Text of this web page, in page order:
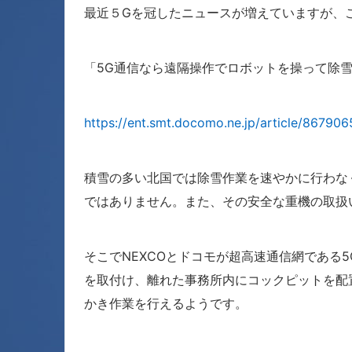
最近５Gを冠したニュースが増えていますが
「5G通信なら遠隔操作でロボットを操って
https://ent.smt.docomo.ne.jp/article/
積雪の多い北国では除雪作業を速やかに行わ
ではありません。また、その安全な重機の取
そこでNEXCOとドコモが超高速通信網である
を取付け、離れた事務所内にコックピットを
かき作業を行えるようです。